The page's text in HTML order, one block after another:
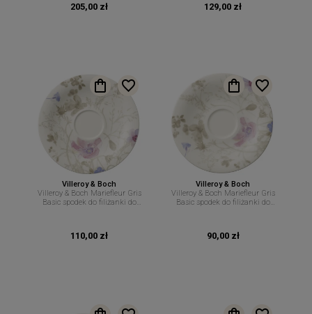
205,00 zł 129,00 zł
Villeroy & Boch
Villeroy & Boch Mariefleur Gris
Basic spodek do filiżanki do
110,00 zł
Villeroy & Boch
Villeroy & Boch Mariefleur Gris
Basic spodek do filiżanki do
90,00 zł